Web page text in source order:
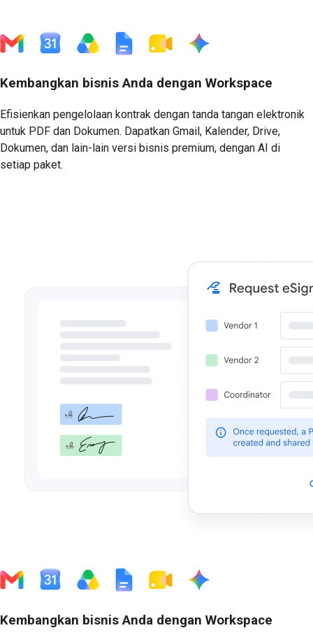
Kembangkan bisnis Anda dengan Workspace
Efisienkan pengelolaan kontrak dengan tanda tangan elektronik
untuk PDF dan Dokumen. Dapatkan Gmail, Kalender, Drive,
Dokumen, dan lain-lain versi bisnis premium, dengan AI di
setiap paket.
Kembangkan bisnis Anda dengan Workspace